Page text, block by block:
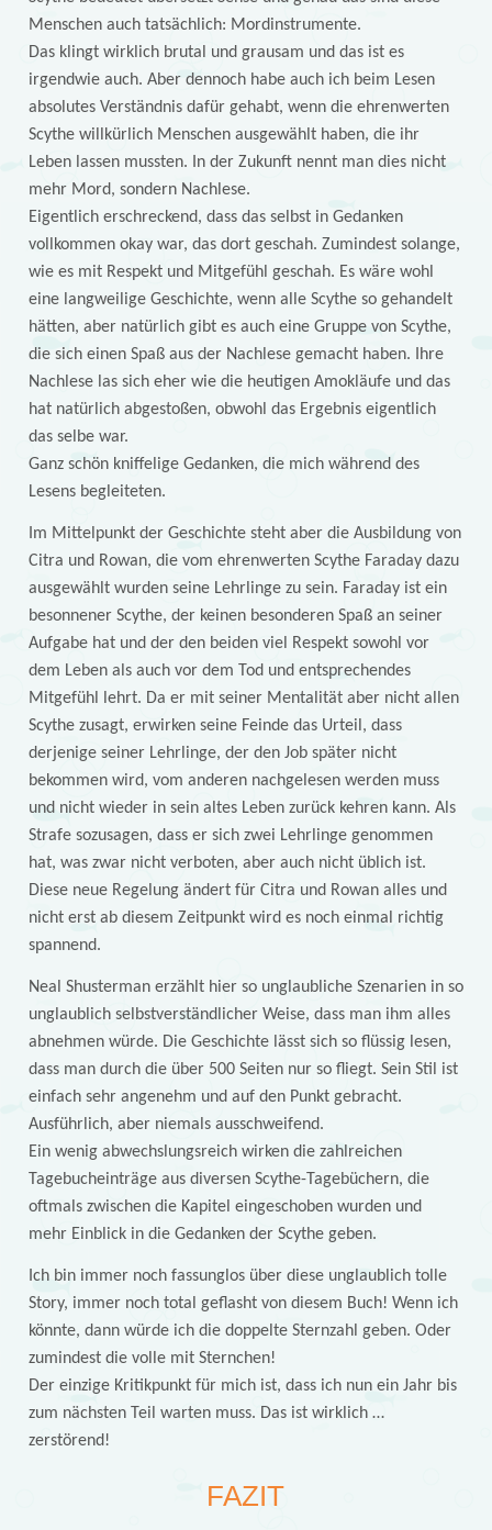
Menschen auch tatsächlich: Mordinstrumente.
Das klingt wirklich brutal und grausam und das ist es
irgendwie auch. Aber dennoch habe auch ich beim Lesen
absolutes Verständnis dafür gehabt, wenn die ehrenwerten
Scythe willkürlich Menschen ausgewählt haben, die ihr
Leben lassen mussten. In der Zukunft nennt man dies nicht
mehr Mord, sondern Nachlese.
Eigentlich erschreckend, dass das selbst in Gedanken
vollkommen okay war, das dort geschah. Zumindest solange,
wie es mit Respekt und Mitgefühl geschah. Es wäre wohl
eine langweilige Geschichte, wenn alle Scythe so gehandelt
hätten, aber natürlich gibt es auch eine Gruppe von Scythe,
die sich einen Spaß aus der Nachlese gemacht haben. Ihre
Nachlese las sich eher wie die heutigen Amokläufe und das
hat natürlich abgestoßen, obwohl das Ergebnis eigentlich
das selbe war.
Ganz schön kniffelige Gedanken, die mich während des
Lesens begleiteten.
Im Mittelpunkt der Geschichte steht aber die Ausbildung von
Citra und Rowan, die vom ehrenwerten Scythe Faraday dazu
ausgewählt wurden seine Lehrlinge zu sein. Faraday ist ein
besonnener Scythe, der keinen besonderen Spaß an seiner
Aufgabe hat und der den beiden viel Respekt sowohl vor
dem Leben als auch vor dem Tod und entsprechendes
Mitgefühl lehrt. Da er mit seiner Mentalität aber nicht allen
Scythe zusagt, erwirken seine Feinde das Urteil, dass
derjenige seiner Lehrlinge, der den Job später nicht
bekommen wird, vom anderen nachgelesen werden muss
und nicht wieder in sein altes Leben zurück kehren kann. Als
Strafe sozusagen, dass er sich zwei Lehrlinge genommen
hat, was zwar nicht verboten, aber auch nicht üblich ist.
Diese neue Regelung ändert für Citra und Rowan alles und
nicht erst ab diesem Zeitpunkt wird es noch einmal richtig
spannend.
Neal Shusterman erzählt hier so unglaubliche Szenarien in so
unglaublich selbstverständlicher Weise, dass man ihm alles
abnehmen würde. Die Geschichte lässt sich so flüssig lesen,
dass man durch die über 500 Seiten nur so fliegt. Sein Stil ist
einfach sehr angenehm und auf den Punkt gebracht.
Ausführlich, aber niemals ausschweifend.
Ein wenig abwechslungsreich wirken die zahlreichen
Tagebucheinträge aus diversen Scythe-Tagebüchern, die
oftmals zwischen die Kapitel eingeschoben wurden und
mehr Einblick in die Gedanken der Scythe geben.
Ich bin immer noch fassunglos über diese unglaublich tolle
Story, immer noch total geflasht von diesem Buch! Wenn ich
könnte, dann würde ich die doppelte Sternzahl geben. Oder
zumindest die volle mit Sternchen!
Der einzige Kritikpunkt für mich ist, dass ich nun ein Jahr bis
zum nächsten Teil warten muss. Das ist wirklich …
zerstörend!
FAZIT